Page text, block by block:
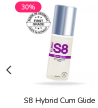
30%
S8 Hybrid Cum Glide